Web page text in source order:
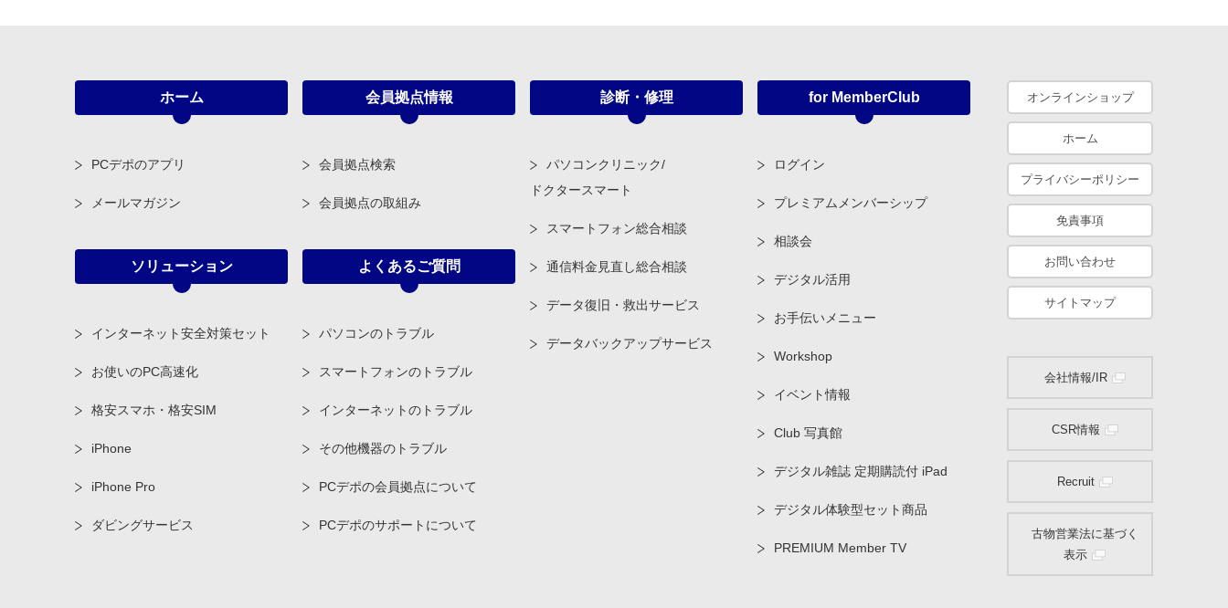
ホーム
PCデポのアプリ
メールマガジン
会員拠点情報
会員拠点検索
会員拠点の取組み
診断・修理
パソコンクリニック/
ドクタースマート
スマートフォン総合相談
通信料金見直し総合相談
データ復旧・救出サービス
データバックアップサービス
for MemberClub
ログイン
プレミアムメンバーシップ
相談会
デジタル活用
お手伝いメニュー
Workshop
イベント情報
Club 写真館
デジタル雑誌 定期購読付 iPad
デジタル体験型セット商品
PREMIUM Member TV
ソリューション
インターネット安全対策セット
お使いのPC高速化
格安スマホ・格安SIM
iPhone
iPhone Pro
ダビングサービス
よくあるご質問
パソコンのトラブル
スマートフォンのトラブル
インターネットのトラブル
その他機器のトラブル
PCデポの会員拠点について
PCデポのサポートについて
オンラインショップ
ホーム
プライバシーポリシー
免責事項
お問い合わせ
サイトマップ
会社情報/IR
CSR情報
Recruit
古物営業法に基づく
表示